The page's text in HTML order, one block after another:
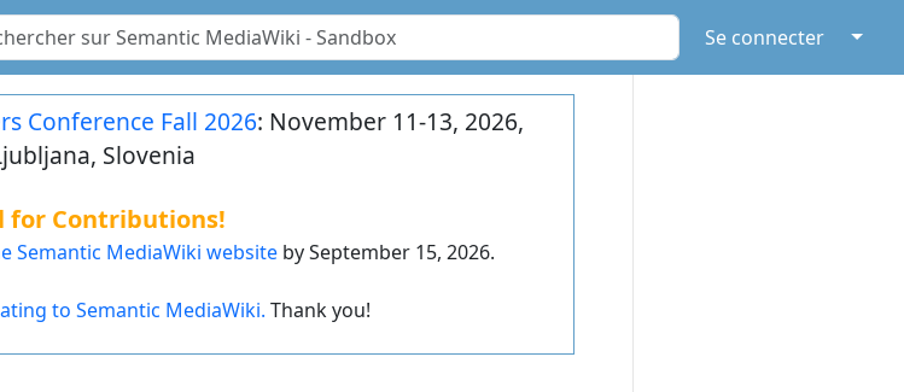
Se connecter ↓
Conference Fall 2026: November 11-13, 2026,
Slovenia
for Contributions!
Semantic MediaWiki websiteby September 15, 2026.
to Semantic MediaWiki. Thank you!